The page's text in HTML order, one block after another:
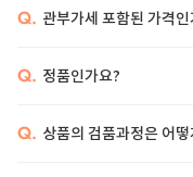
Q. 관부가세 포함된 가격인
Q. 정품인가요?
Q. 상품의 검품과정은 어